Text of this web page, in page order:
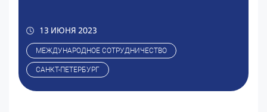
13 ИЮНЯ 2023
МЕЖДУНАРОДНОЕ СОТРУДНИЧЕСТВО
САНКТ-ПЕТЕРБУРГ